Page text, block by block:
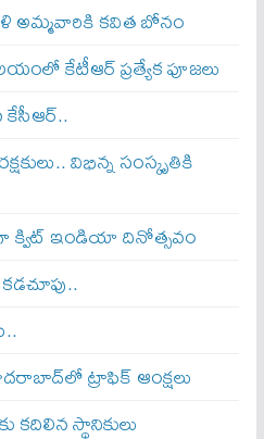
కవిత బోనం
కేటీఆర్ ప్రత్యేక పూజలు
కేసీఆర్‌..
విభిన్న సంస్కృతికి
ఇండియా దినోత్సవం
ట్రాఫిక్‌ ఆంక్షలు
కదిలిన స్థానికులు